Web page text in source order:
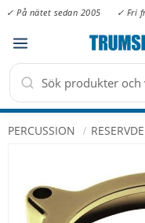
Meny
✓ På nätet sedan 2005 ✓ Fri
PERCUSSION